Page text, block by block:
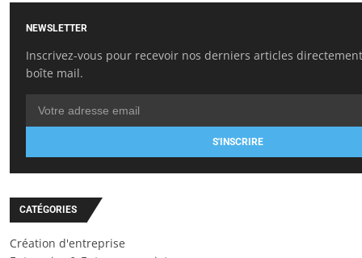
NEWSLETTER
Inscrivez-vous pour recevoir nos derniers articles
boîte mail.
S'INSCRIRE
CATÉGORIES
Création d'entreprise